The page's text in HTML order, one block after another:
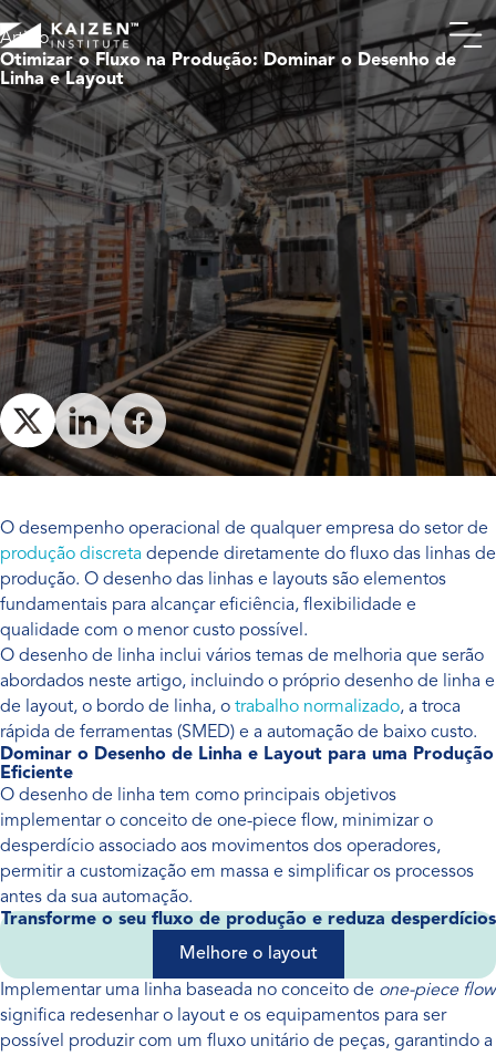
Artigo
Otimizar o Fluxo na Produção: Dominar o Desenho de
Linha e Layout
O desempenho operacional de qualquer empresa do setor de
produção discreta depende diretamente do fluxo das linhas de
produção. O desenho das linhas e layouts são elementos
fundamentais para alcançar eficiência, flexibilidade e
qualidade com o menor custo possível.
O desenho de linha inclui vários temas de melhoria que serão
abordados neste artigo, incluindo o próprio desenho de linha e
de layout, o bordo de linha, o trabalho normalizado, a troca
rápida de ferramentas (SMED) e a automação de baixo custo.
Dominar o Desenho de Linha e Layout para uma Produção
Eficiente
O desenho de linha tem como principais objetivos
implementar o conceito de one-piece flow, minimizar o
desperdício associado aos movimentos dos operadores,
permitir a customização em massa e simplificar os processos
antes da sua automação.
Transforme o seu fluxo de produção e reduza desperdícios
Melhore o layout
Implementar uma linha baseada no conceito de one-piece flow
significa redesenhar o layout e os equipamentos para ser
possível produzir com um fluxo unitário de peças, garantindo a